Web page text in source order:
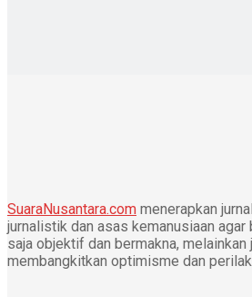
SuaraNusantara.com menerapkan
jurnalistik dan asas kemanusiaan
saja objektif dan bermakna, melainkan
membangkitkan optimisme dan